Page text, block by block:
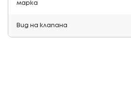
марка
Вид на клапана